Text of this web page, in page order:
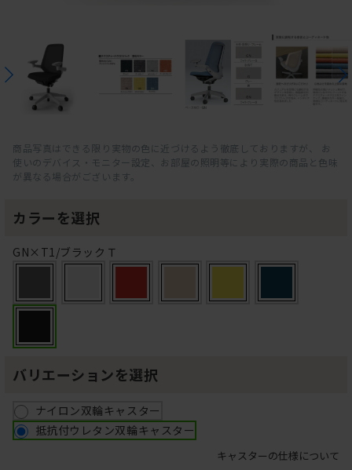
商品写真はできる限り実物の色に近づけるよう徹底しておりますが、 お
使いのデバイス・モニター設定、お部屋の照明等により実際の商品と色味
が異なる場合がございます。
カラーを選択
GN×T1/ブラックＴ
バリエーションを選択
ナイロン双輪キャスター
抵抗付ウレタン双輪キャスター
キャスターの仕様について